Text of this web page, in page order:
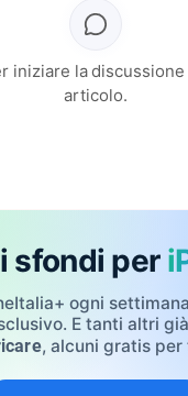
iniziare la
articolo.
sfondi per
ogni
E tanti altri già
, alcuni gratis per